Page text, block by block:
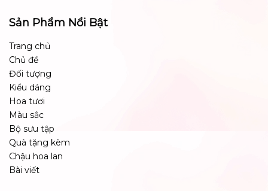
Sản Phẩm Nổi Bật
Trang chủ
Chủ đề
Đối tượng
Kiểu dáng
Hoa tươi
Màu sắc
Bộ sưu tập
Quà tặng kèm
Chậu hoa lan
Bài viết